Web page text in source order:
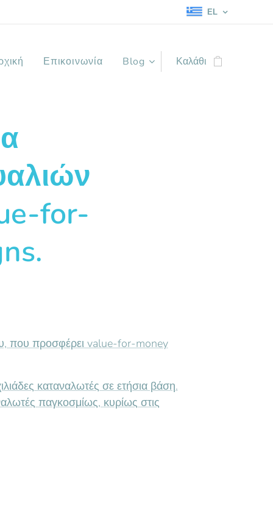
EL
Επικοινωνία Blog Καλάθι
for-
που προσφέρει value-for-money
καταναλωτές σε ετήσια βάση.
παγκοσμίως, κυρίως στις